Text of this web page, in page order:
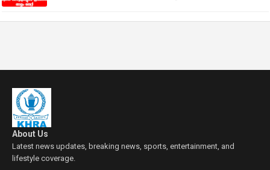
About Us
Latest news updates, breaking news, sports, entertainment, and
lifestyle coverage.